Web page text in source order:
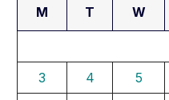
M T W
3
4 5